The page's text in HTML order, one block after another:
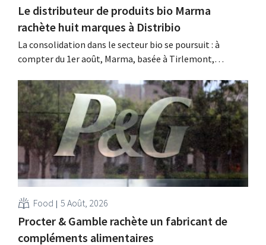
Le distributeur de produits bio Marma
rachète huit marques à Distribio
La consolidation dans le secteur bio se poursuit : à
compter du 1er août, Marma, basée à Tirlemont,
bio de Distribio. Les deux entreprises souhaitent ainsi se
concentrer davantage sur leurs activités principales.
Food 5 Août, 2026
Procter & Gamble rachète un fabricant de
compléments alimentaires